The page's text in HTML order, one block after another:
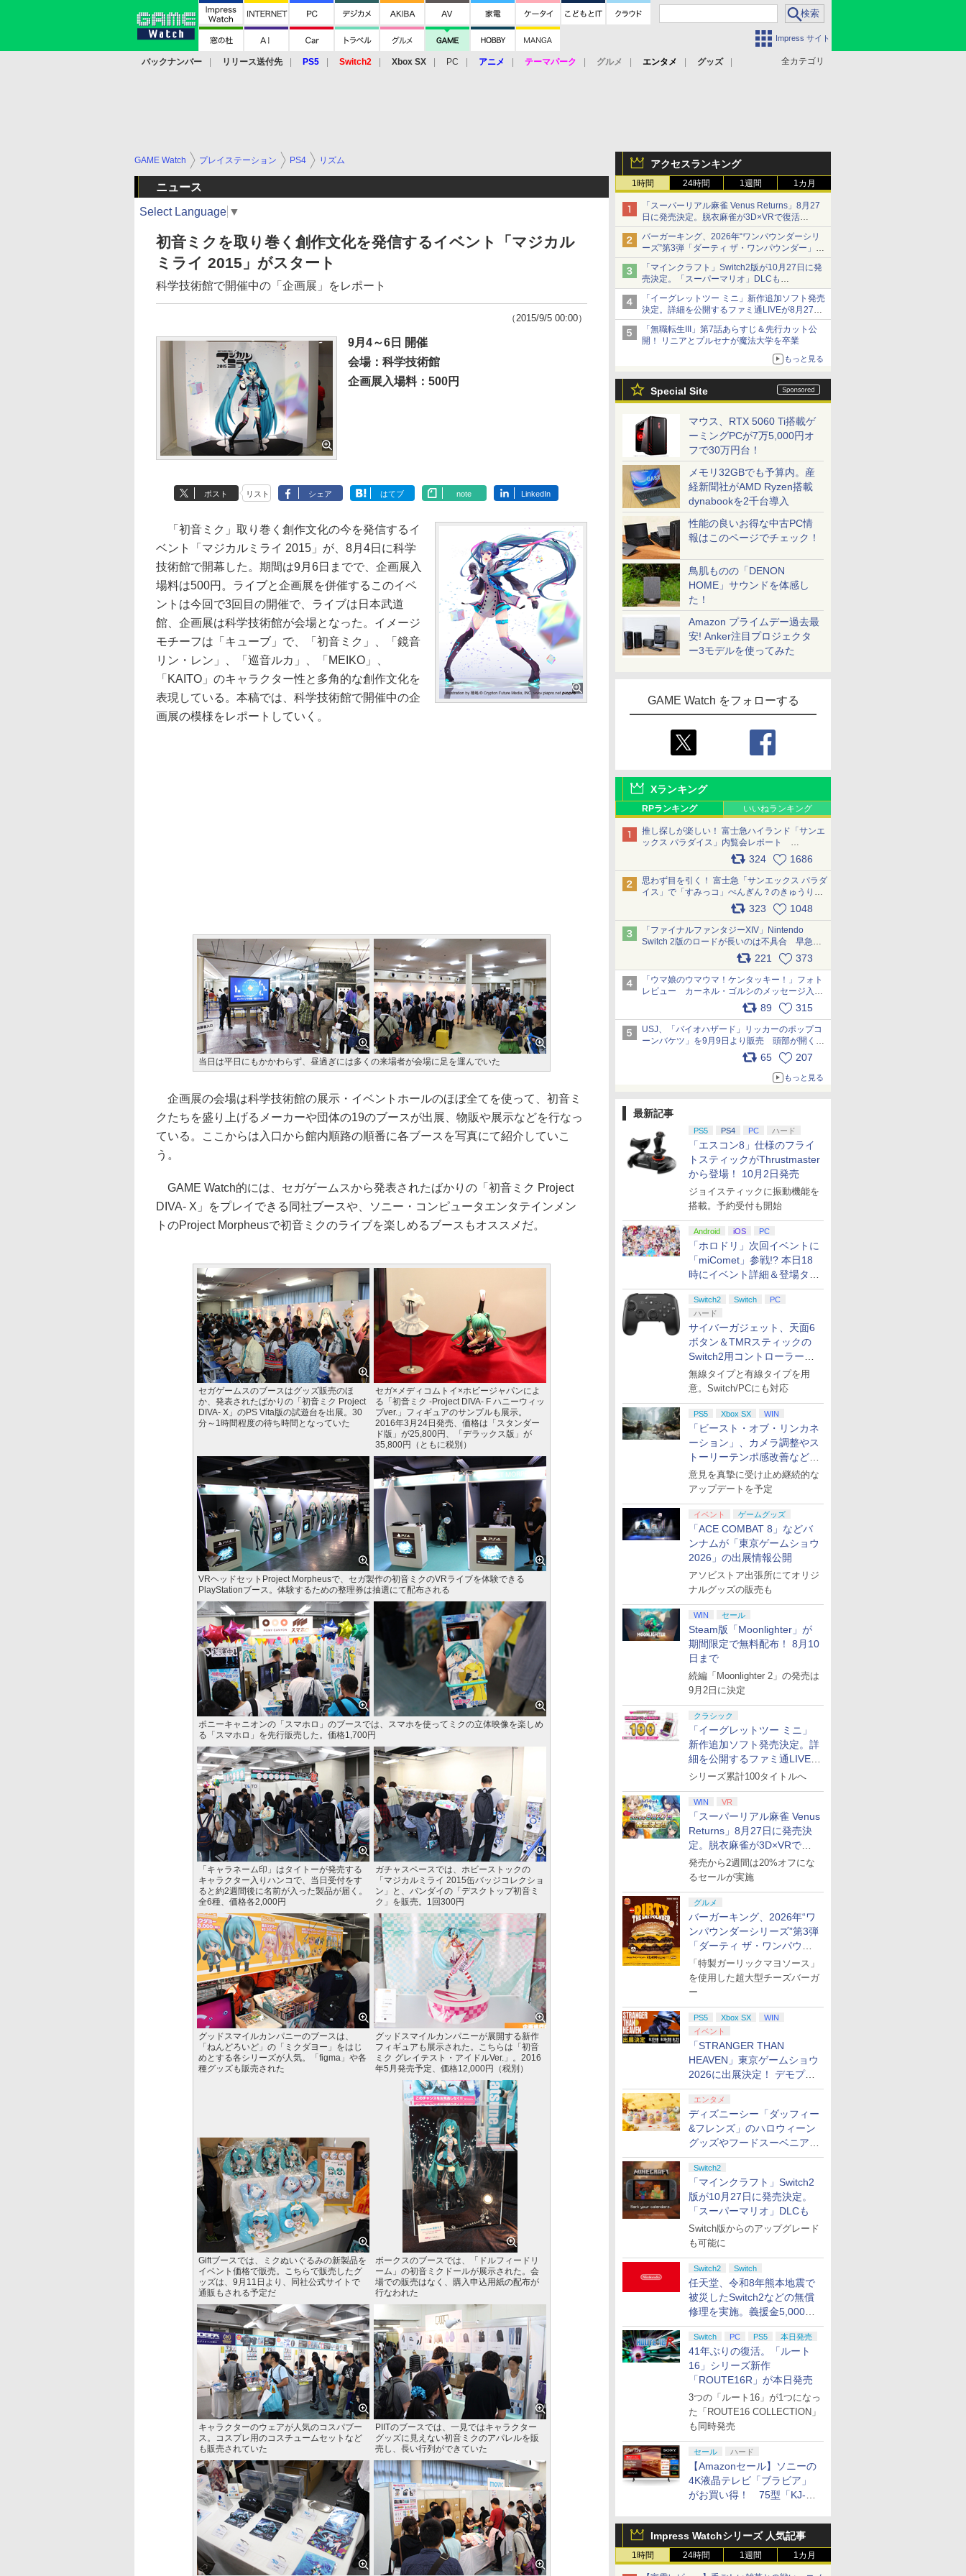
Impress サイト
全カテゴリ
バックナンバー リリース送付先 PS5 Switch2 Xbox SX PC アニメ テーマパーク グルメ エンタメ
グッズ
アクセスランキング
1時間 24時間 1週間 1カ月
「スーパーリアル麻雀 Venus Returns」8月27
日に発売決定。脱衣麻雀が3D×VRで復活
発売から2週間は20%オフになるセールが実施
バーガーキング、2026年“ワンパウンダーシリ
ーズ”第3弾「ダーティ ザ・ワンパウンダー」を
8月7日発売
「特製ガーリックマヨソース」を使用した超大
型チーズバーガー
「マインクラフト」Switch2版が10月27日に発
売決定。「スーパーマリオ」DLCも
Switch版からのアップグレードも可能に
「イーグレットツー ミニ」新作追加ソフト発売
決定。詳細を公開するファミ通LIVEが8月27日
20時から配信
シリーズ累計100タイトルへ
「無職転生III」第7話あらすじ＆先行カット公
開！ リニアとプルセナが魔法大学を卒業
もっと見る
Special Site
マウス、RTX 5060 Ti搭載ゲ
ーミングPCが7万5,000円オ
フで30万円台！
メモリ32GBでも予算内。産
経新聞社がAMD Ryzen搭載
dynabookを2千台導入
性能の良いお得な中古PC情
報はこのページでチェック！
鳥肌ものの「DENON
HOME」サウンドを体感し
た！
Amazon プライムデー過去最
安! Anker注目プロジェクタ
ー3モデルを使ってみた
GAME Watch をフォローする
Xランキング
RPランキング いいねランキング
推し探しが楽しい！ 富士急ハイランド「サンエ
ックス パラダイス」内覧会レポート
324 1686
思わず目を引く！ 富士急「サンエックス パラダ
イス」で「すみっコ」ぺんぎん？のきゅうりド
ッグを食べてみた イラストそのままのメニュ
ー化に挑戦。これが意外にもおいしい
pic.x.com/Kgl04hZaeg
323 1048
「ファイナルファンタジーXIV」Nintendo
Switch 2版のロードが長いのは不具合 早急に
アップデートできるよう対応中221 373
「ウマ娘のウマウマ！ケンタッキー！」フォト
レビュー カーネル・ゴルシのメッセージ入り
パッケージや描き下ろしトレカなどが登場
89 315
USJ、「バイオハザード」リッカーのポップコ
ーンバケツ」を9月9日より販売 頭部が開く仕
組み。味は恐怖を堪のう「味噌フレーバー」
65 207
もっと見る
最新記事
PS5 PS4 PC ハード
「エスコン8」仕様のフライ
トスティックがThrustmaster
から登場！ 10月2日発売
ジョイスティックに振動機能を
搭載。予約受付も開始
Android iOS PC
「ホロドリ」次回イベントに
「miComet」参戦!? 本日18
時にイベント詳細＆登場タレ
ント公開
Switch2 Switch
PC
ハード
サイバーガジェット、天面6
ボタン＆TMRスティックの
Switch2用コントローラーを9
月下旬発売！
無線タイプと有線タイプを用
意。Switch/PCにも対応
PS5 Xbox SX WIN
「ビースト・オブ・リンカネ
ーション」、カメラ調整やス
トーリーテンポ感改善などの
アプデを1週間以内に実施
意見を真摯に受け止め継続的な
アップデートを予定
イベント ゲームグッズ
「ACE COMBAT 8」などバ
ンナムが「東京ゲームショウ
2026」の出展情報公開
アソビストア出張所にてオリジ
ナルグッズの販売も
WIN セール
Steam版「Moonlighter」が
期間限定で無料配布！ 8月10
日まで
続編「Moonlighter 2」の発売は
9月2日に決定
クラシック
「イーグレットツー ミニ」
新作追加ソフト発売決定。詳
細を公開するファミ通LIVEが
8月27日20時から配信
シリーズ累計100タイトルへ
WIN VR
「スーパーリアル麻雀 Venus
Returns」8月27日に発売決
定。脱衣麻雀が3D×VRで復
活
発売から2週間は20%オフにな
るセールが実施
グルメ
バーガーキング、2026年“ワ
ンパウンダーシリーズ”第3弾
「ダーティ ザ・ワンパウン
ダー」を8月7日発売
「特製ガーリックマヨソース」
を使用した超大型チーズバーガ
ー
PS5 Xbox SX
WIN
イベント
「STRANGER THAN
HEAVEN」東京ゲームショウ
2026に出展決定！ デモプレ
イや体験型展示も
エンタメ
ディズニーシー「ダッフィー
&フレンズ」のハロウィーン
グッズやフードスーベニアが
8月25日より発売
Switch2
「マインクラフト」Switch2
版が10月27日に発売決定。
「スーパーマリオ」DLCも
Switch版からのアップグレード
も可能に
Switch2 Switch
任天堂、令和8年熊本地震で
被災したSwitch2などの無償
修理を実施。義援金5,000万
円の寄付も発表
Switch PC PS5 本日発売
41年ぶりの復活。「ルート
16」シリーズ新作
「ROUTE16R」が本日発売
3つの「ルート16」が1つになっ
た「ROUTE16 COLLECTION」
も同時発売
セール ハード
【Amazonセール】ソニーの
4K液晶テレビ「ブラビア」
がお買い得！ 75型「KJ-
プ
Impress Watchシリーズ 人気記事
1時間 24時間 1週間 1カ月
GAME Watch プレイステーション PS4 リズム
ニュース
Select Language ▼
初音ミクを取り巻く創作文化を発信するイベント「マジカル
ミライ 2015」がスタート
科学技術館で開催中の「企画展」をレポート
（2015/9/5 00:00）
9月4～6日 開催
会場：科学技術館
企画展入場料：500円
ポスト リスト シェア はてブ note LinkedIn
「初音ミク」取り巻く創作文化の今を発信するイ
ベント「マジカルミライ 2015」が、8月4日に科学
技術館で開幕した。期間は9月6日までで、企画展入
場料は500円。ライブと企画展を併催するこのイベ
ントは今回で3回目の開催で、ライブは日本武道
館、企画展は科学技術館が会場となった。イメージ
モチーフは「キューブ」で、「初音ミク」、「鏡音
リン・レン」、「巡音ルカ」、「MEIKO」、
「KAITO」のキャラクター性と多角的な創作文化を
表現している。本稿では、科学技術館で開催中の企
画展の模様をレポートしていく。
当日は平日にもかかわらず、昼過ぎには多くの来場者が会場に足を運んでいた
企画展の会場は科学技術館の展示・イベントホールのほぼ全てを使って、初音ミ
クたちを盛り上げるメーカーや団体の19のブースが出展、物販や展示などを行なっ
ている。ここからは入口から館内順路の順番に各ブースを写真にて紹介していこ
う。
GAME Watch的には、セガゲームスから発表されたばかりの「初音ミク Project
DIVA- X」をプレイできる同社ブースや、ソニー・コンピュータエンタテインメン
トのProject Morpheusで初音ミクのライブを楽しめるブースもオススメだ。
セガゲームスのブースはグッズ販売のほ
か、発表されたばかりの「初音ミク Project
DIVA- X」のPS Vita版の試遊台を出展。30
分～1時間程度の待ち時間となっていた
セガ×メディコムトイ×ホビージャパンによ
る「初音ミク -Project DIVA- F ハニーウィッ
プver.」フィギュアのサンプルも展示。
2016年3月24日発売、価格は「スタンダー
ド版」が25,800円、「デラックス版」が
35,800円（ともに税別）
VRヘッドセットProject Morpheusで、セガ製作の初音ミクのVRライブを体験できる
PlayStationブース。体験するための整理券は抽選にて配布される
ポニーキャニオンの「スマホロ」のブースでは、スマホを使ってミクの立体映像を楽しめ
る「スマホロ」を先行販売した。価格1,700円
「キャラネーム印」はタイトーが発売する
キャラクター入りハンコで、当日受付をす
ると約2週間後に名前が入った製品が届く。
全6種、価格各2,000円
ガチャスペースでは、ホビーストックの
「マジカルミライ 2015缶バッジコレクショ
ン」と、バンダイの「デスクトップ初音ミ
ク」を販売。1回300円
グッドスマイルカンパニーのブースは、
「ねんどろいど」の「ミクダヨー」をはじ
めとする各シリーズが人気。「figma」や各
種グッズも販売された
グッドスマイルカンパニーが展開する新作
フィギュアも展示された。こちらは「初音
ミク グレイテスト・アイドルVer.」。2016
年5月発売予定、価格12,000円（税別）
Giftブースでは、ミクぬいぐるみの新製品を
イベント価格で販売。こちらで販売したグ
ッズは、9月11日より、同社公式サイトで
通販もされる予定だ
ボークスのブースでは、「ドルフィードリ
ーム」の初音ミクドールが展示された。会
場での販売はなく、購入申込用紙の配布が
行なわれた
キャラクターのウェアが人気のコスパブー
ス。コスプレ用のコスチュームセットなど
も販売されていた
PIITのブースでは、一見ではキャラクター
グッズに見えない初音ミクのアパレルを販
売し、長い行列ができていた